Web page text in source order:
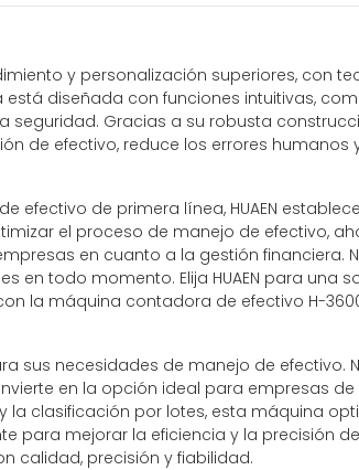
y personalización superiores,
diseñada con funciones intuitivas,
Gracias a su robusta
de efectivo, reduce los errores humanos
de primera línea, HUAEN
el proceso de manejo de efectivo,
en cuanto a la gestión
todo momento. Elija HUAEN para
la máquina contadora de efectivo H-3600
sus necesidades de manejo de
en la opción ideal para empresas
clasificación por lotes, esta máquina
mejorar la eficiencia y la precisión
calidad, precisión y fiabilidad.